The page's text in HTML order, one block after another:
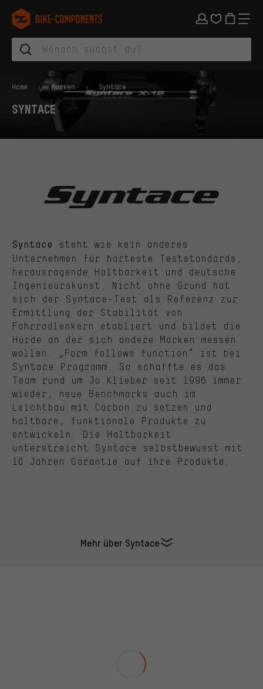
Zur Hauptnavigation springen
Zur Kategorienavigation springen
Zum Inhalt springen
Zu Marken und Newsletter springen
Zur Fußzeile springen
bike-components.de Startseite
Home Marken Syntace
SYNTACE
Syntace
steht wie kein anderes
Unternehmen für härteste Teststandards,
herausragende Haltbarkeit und deutsche
Ingenieurskunst. Nicht ohne Grund hat
sich der Syntace-Test als Referenz zur
Ermittlung der Stabilität von
Fahrradlenkern etabliert und bildet die
Hürde an der sich andere Marken messen
wollen. „Form follows function“ ist bei
Syntace Programm. So schaffte es das
Team rund um Jo Klieber seit 1996 immer
wieder, neue Benchmarks auch im
Leichtbau mit Carbon zu setzen und
haltbare, funktionale Produkte zu
entwickeln. Die Haltbarkeit
unterstreicht Syntace selbstbewusst mit
10 Jahren Garantie auf ihre Produkte.
Mehr über Syntace